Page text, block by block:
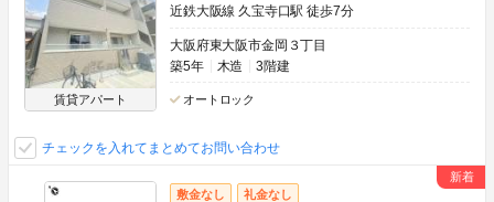
賃貸アパート
近鉄大阪線 久宝寺口駅 徒歩7分
大阪府東大阪市金岡３丁目
築5年
木造 3階建
オートロック
チェックを入れてまとめてお問い合わせ
敷金なし 礼金なし